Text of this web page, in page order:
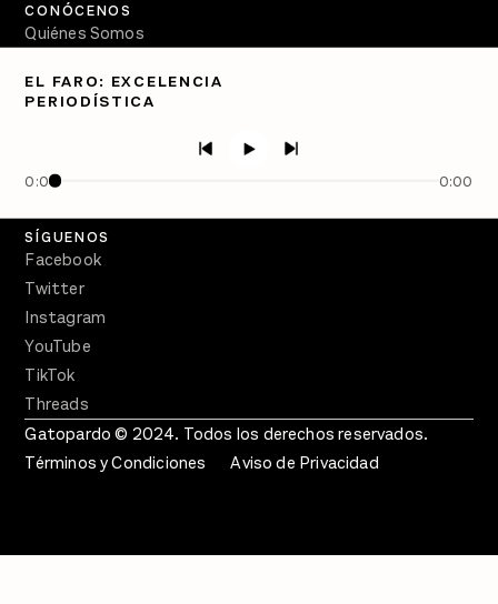
EL FARO: EXCELENCIA
PERIODÍSTICA
0:00 0:00
CONÓCENOS
Quiénes Somos
PÓDCASTS
Crecer en Distopía
SÍGUENOS
Facebook
Twitter
Instagram
YouTube
TikTok
Threads
Gatopardo © 2024. Todos los derechos reservados.
Términos y Condiciones
Aviso de Privacidad